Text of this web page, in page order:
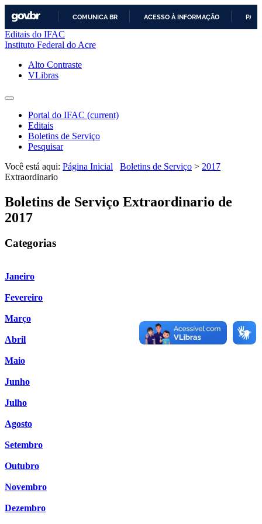
COMUNICA BR ACESSO À INFORMAÇÃO
Editais do IFAC
Instituto Federal do Acre
Alto Contraste
VLibras
Portal do IFAC (current)
Editais
Boletins de Serviço
Pesquisar
Você está aqui: Página Inicial Boletins de Serviço > 2017
Extraordinario
Boletins de Serviço Extraordinario de
2017
Categorias
Janeiro
Fevereiro
Março
Abril
Maio
Junho
Julho
Agosto
Setembro
Outubro
Novembro
Dezembro